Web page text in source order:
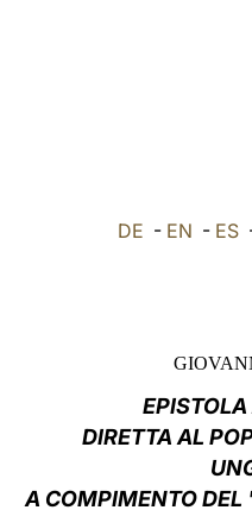
DE - EN - ES
DIRETTA AL
A COMPIMENTO